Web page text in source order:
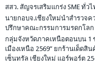
สสว. สัญจรเสริมแกร่ง SME ทั่
นายกอบจ.เชียงใหม่นำสำรวจ
ปรึกษาคณะกรรมการมรดกโล
กลุ่มจังหวัดภาคเหนือตอนบน 1
เมืองเหนือ 2569” ยกร้านเด็ด
เซ็นทรัล เชียงใหม่ แอร์พอร์ต